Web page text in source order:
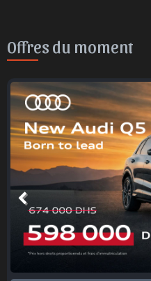
Offres du moment